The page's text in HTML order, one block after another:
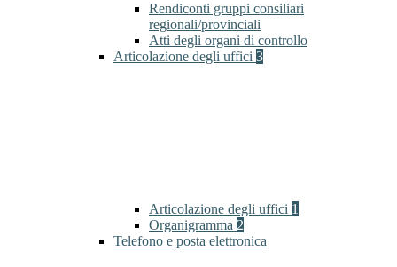
Rendiconti gruppi consiliari
regionali/provinciali
Atti degli organi di controllo
Articolazione degli uffici 3
Articolazione degli uffici 1
Organigramma 2
Telefono e posta elettronica